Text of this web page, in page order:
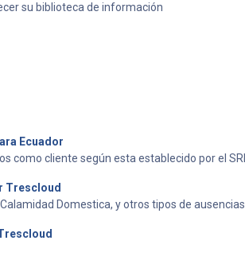
su biblioteca de información
Ecuador
como cliente según esta establecido por el SRI.
Trescloud
Domestica, y otros tipos de ausencias